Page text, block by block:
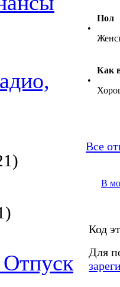
•
Пол
•
Как
Все
В
Код
Для